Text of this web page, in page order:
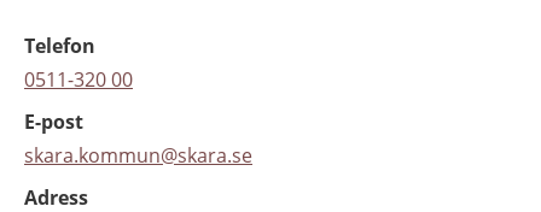
Telefon
0511-320 00
E-post
skara.kommun@skara.se
Adress